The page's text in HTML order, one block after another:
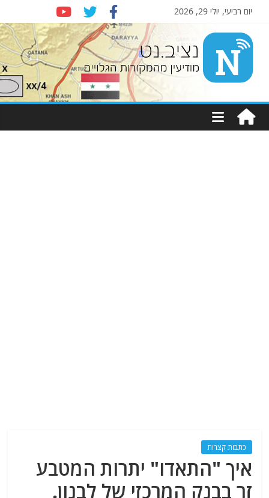
יום רביעי, יולי 29, 2026
Nziv.net
מודיעין
מהמקורות
כתבות קצרות
איך "התאדו" יתרות המטבע
זר בבנק המרכזי של לבנון.